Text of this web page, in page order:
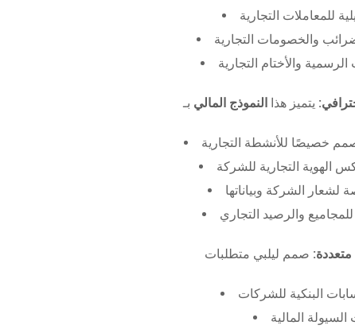
للمعاملات التجارية
والخصومات التجارية
والأختام التجارية
يتميز هذا النموذج المالي
خصيصًا للأنشطة التجارية
الهوية التجارية للشركة
الشركة وبياناتها
والرصيد التجاري
البنكية للشركات
السيولة المالية